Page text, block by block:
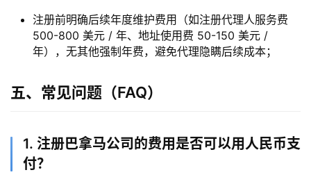
注册前明确后续年度维护费用（如注册代理人服务费
500-800 美元 / 年、地址使用费 50-150 美元 /
年），无其他强制年费，避免代理隐瞒后续成本；
五、常见问题（FAQ）
1. 注册巴拿马公司的费用是否可以用人民币支
付？